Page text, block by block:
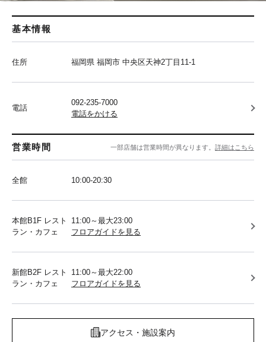
基本情報
住所 福岡県 福岡市 中央区天神2丁目11-1
電話
092-235-7000
電話をかける
営業時間 一部店舗は営業時間が異なります。 詳細はこちら
全館 10:00-20:30
本館B1F レスト
ラン・カフェ
11:00～最大23:00
フロアガイドを見る
新館B2F レスト
ラン・カフェ
11:00～最大22:00
フロアガイドを見る
アクセス・施設案内